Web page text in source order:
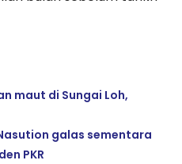
maut di Sungai Loh,
galas sementara
PKR